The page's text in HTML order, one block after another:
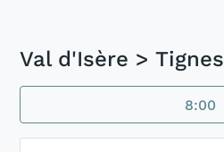
Val d'Isère > Tignes
8:00